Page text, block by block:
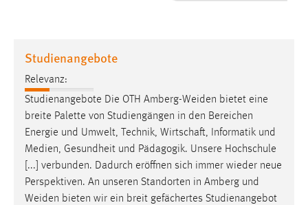
Studienangebote
Relevanz:
Studienangebote Die OTH Amberg-Weiden bietet eine
breite Palette von Studiengängen in den Bereichen
Energie und Umwelt, Technik, Wirtschaft, Informatik und
Medien, Gesundheit und Pädagogik. Unsere Hochschule
[...] verbunden. Dadurch eröffnen sich immer wieder neue
Perspektiven. An unseren Standorten in Amberg und
Weiden bieten wir ein breit gefächertes Studienangebot
Performance
Name:
Zweck:
Für performante Seitenauslieferung wird in diesem Cookie
gespeichert, ob man eingeloggt ist.